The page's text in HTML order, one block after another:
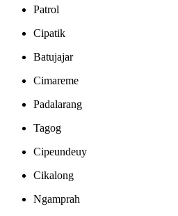
Patrol
Cipatik
Batujajar
Cimareme
Padalarang
Tagog
Cipeundeuy
Cikalong
Ngamprah